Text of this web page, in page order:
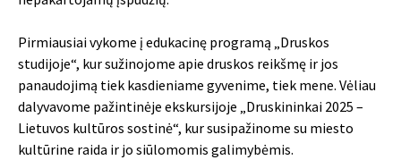
Pirmiausiai vykome į edukacinę programą „Druskos
studijoje“, kur sužinojome apie druskos reikšmę ir jos
panaudojimą tiek kasdieniame gyvenime, tiek mene. Vėliau
dalyvavome pažintinėje ekskursijoje „Druskininkai 2025 –
Lietuvos kultūros sostinė“, kur susipažinome su miesto
kultūrine raida ir jo siūlomomis galimybėmis.